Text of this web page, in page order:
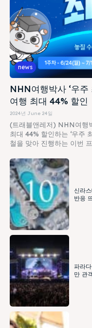
news
NHN여행박사 ‘우주
여행 최대 44% 할인
2024년 June 24일
(트래블앤레저) NHN여행
최대 44% 할인하는 ‘우주
철을 맞아 진행하는 이번
신라
반응
파라
만 관